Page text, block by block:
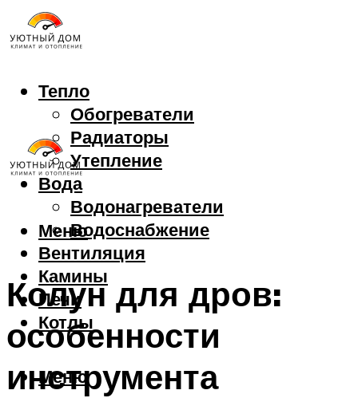
Тепло
Обогреватели
Радиаторы
Утепление
Вода
Водонагреватели
Водоснабжение
Вентиляция
Камины
Печи
Котлы
Меню
Меню
Колун для дров:
особенности
инструмента